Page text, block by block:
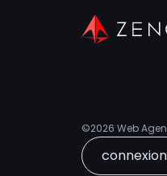
©2026 Web
connexion